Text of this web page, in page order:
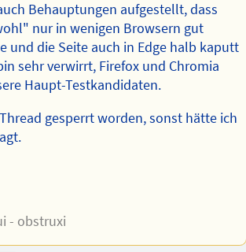
Behauptungen aufgestellt, dass
nur in wenigen Browsern gut
und die Seite auch in Edge halb kaputt
sehr verwirrt, Firefox und Chromia
Haupt-Testkandidaten.
gesperrt worden, sonst hätte ich
- obstruxi